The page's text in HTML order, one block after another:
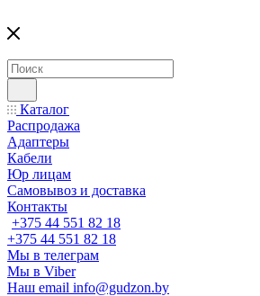
Каталог
Распродажа
Адаптеры
Кабели
Юр лицам
Самовывоз и доставка
Контакты
+375 44 551 82 18
+375 44 551 82 18
Мы в телеграм
Мы в Viber
Наш email info@gudzon.by